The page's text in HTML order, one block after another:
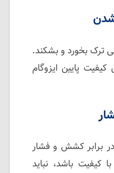
شدن
ترک بخورد و بشکند.
پایین ایزوگام
برابر کشش و فشار
کیفیت باشد، نباید